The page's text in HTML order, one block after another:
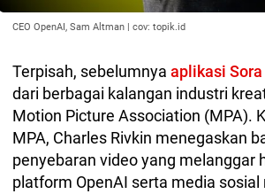
CEO OpenAI, Sam Altman | cov: topik.id
Terpisah, sebelumnya aplikasi
dari berbagai kalangan industri
Motion Picture Association (MPA).
MPA, Charles Rivkin menegaskan
penyebaran video yang melanggar
platform OpenAI serta media sosial